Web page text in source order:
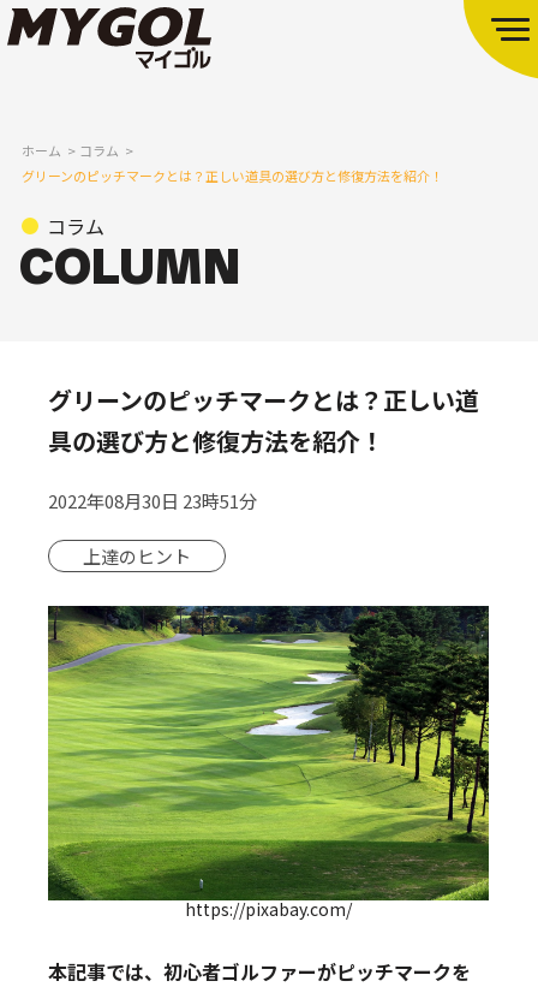
ホーム
コラム
グリーンのピッチマークとは？正しい道具の選び方と修復方法を紹介！
コラム
グリーンのピッチマークとは？正しい道
具の選び方と修復方法を紹介！
2022年08月30日 23時51分
上達のヒント
https://pixabay.com/
本記事では、初心者ゴルファーがピッチマークを